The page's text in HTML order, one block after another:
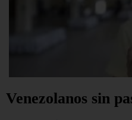
Venezolanos sin